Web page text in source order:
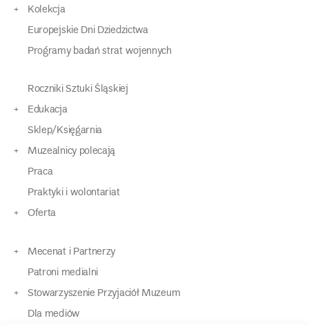
Kolekcja
Europejskie Dni Dziedzictwa
Programy badań strat wojennych
Roczniki Sztuki Śląskiej
Edukacja
Sklep/Księgarnia
Muzealnicy polecają
Praca
Praktyki i wolontariat
Oferta
Mecenat i Partnerzy
Patroni medialni
Stowarzyszenie Przyjaciół Muzeum
Dla mediów